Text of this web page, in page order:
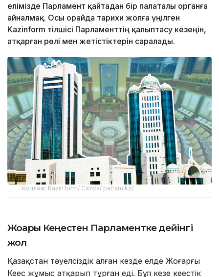
елімізде Парламент қайтадан бір палаталы органға
айналмақ. Осы орайда тарихи жолға үңілген
Kazinform тілшісі Парламенттің қалыптасу кезеңін,
атқарған рөлі мен жетістіктерін саралады.
Коллаж: Kazinform/ Canva/ parlam.kz/
Жоғарғы Кеңестен Парламентке дейінгі
жол
Қазақстан тәуелсіздік алған кезде елде Жоғарғы
Кеңес жұмыс атқарып тұрған еді. Бұл кезең кеңестік